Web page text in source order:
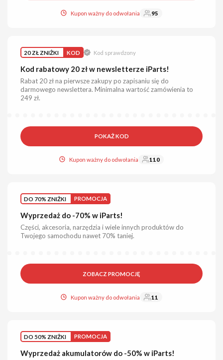
Kupon ważny do odwołania 95
20 ZŁ ZNIŻKI KOD Kod sprawdzony
Kod rabatowy 20 zł w newsletterze iParts!
Rabat 20 zł na pierwsze zakupy po zapisaniu się do
darmowego newslettera. Minimalna wartość zamówienia to
249 zł.
POKAŻ KOD
Kupon ważny do odwołania 110
DO 70% ZNIŻKI PROMOCJA
Wyprzedaż do -70% w iParts!
Części, akcesoria, narzędzia i wiele innych produktów do
Twojego samochodu nawet 70% taniej.
ZOBACZ PROMOCJĘ
Kupon ważny do odwołania 11
DO 50% ZNIŻKI PROMOCJA
Wyprzedaż akumulatorów do -50% w iParts!